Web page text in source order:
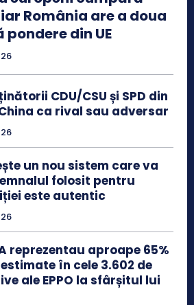
România are a doua
din UE
CDU/CSU și SPD din
ca rival sau adversar
un nou sistem care va
folosit pentru
este autentic
reprezentau aproape 65%
în cele 3.602 de
ale EPPO la sfârșitul lui